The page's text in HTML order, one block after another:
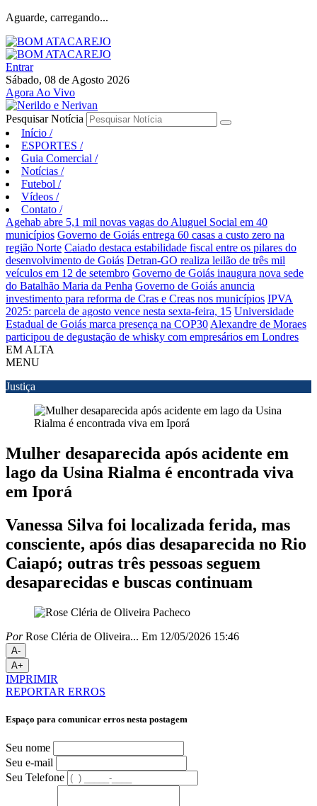
Aguarde, carregando...
Entrar
Sábado, 08 de Agosto 2026
Agora Ao Vivo
Pesquisar Notícia
Início /
ESPORTES /
Guia Comercial /
Notícias /
Futebol /
Vídeos /
Contato /
Agehab abre 5,1 mil novas vagas do Aluguel Social em 40
municípios Governo de Goiás entrega 60 casas a custo zero na
região Norte Caiado destaca estabilidade fiscal entre os pilares do
desenvolvimento de Goiás Detran-GO realiza leilão de três mil
veículos em 12 de setembro Governo de Goiás inaugura nova sede
do Batalhão Maria da Penha Governo de Goiás anuncia
investimento para reforma de Cras e Creas nos municípios IPVA
2025: parcela de agosto vence nesta sexta-feira, 15 Universidade
Estadual de Goiás marca presença na COP30 Alexandre de Moraes
participou de degustação de whisky com empresários em Londres
EM ALTA
MENU
Justiça
Mulher desaparecida após acidente em
lago da Usina Rialma é encontrada viva
em Iporá
Vanessa Silva foi localizada ferida, mas
consciente, após dias desaparecida no Rio
Caiapó; outras três pessoas seguem
desaparecidas e buscas continuam
PorRose Cléria de Oliveira... Em 12/05/2026 15:46
A-
A+
IMPRIMIR
REPORTAR ERROS
Espaço para comunicar erros nesta postagem
Seu nome
Seu e-mail
Seu Telefone